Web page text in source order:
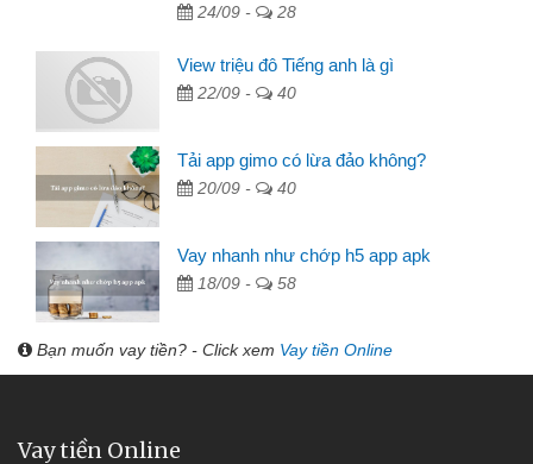
24/09 - 28
View triệu đô Tiếng anh là gì
22/09 - 40
Tải app gimo có lừa đảo không?
20/09 - 40
Vay nhanh như chớp h5 app apk
18/09 - 58
Bạn muốn vay tiền? - Click xem Vay tiền Online
Vay tiền Online